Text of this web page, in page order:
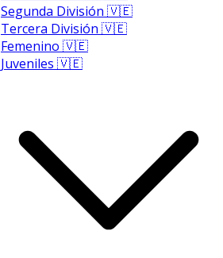
Segunda División 🇻🇪
Tercera División 🇻🇪
Femenino 🇻🇪
Juveniles 🇻🇪